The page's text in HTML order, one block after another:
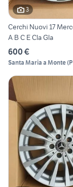
3
Cerchi Nuovi 17
A B C E Cla Gla
600 €
Santa Maria a Monte(